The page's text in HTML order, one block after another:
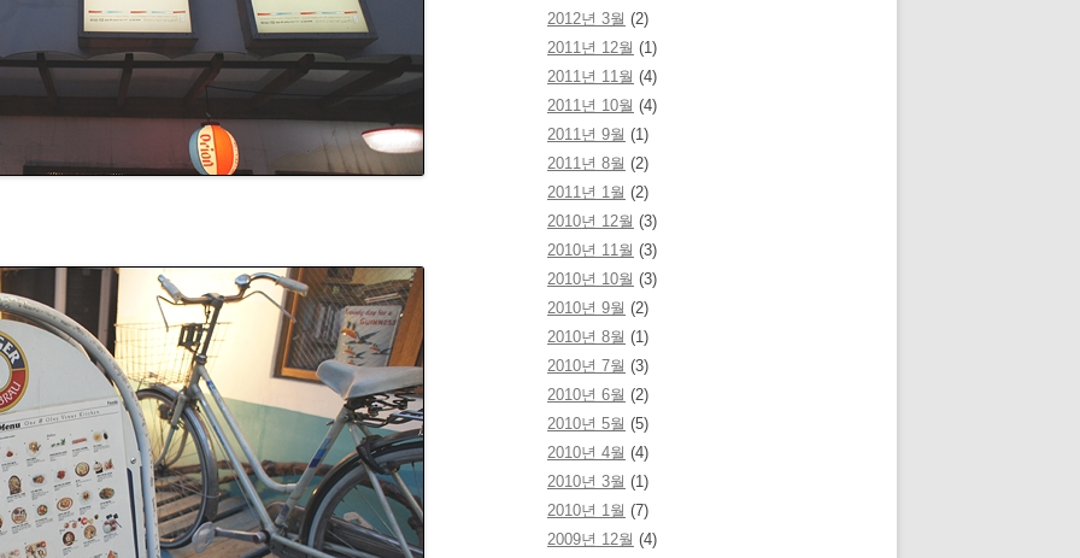
2012년 3월 (2)
2011년 12월 (1)
2011년 11월 (4)
2011년 10월 (4)
2011년 9월 (1)
2011년 8월 (2)
2011년 1월 (2)
2010년 12월 (3)
2010년 11월 (3)
2010년 10월 (3)
2010년 9월 (2)
2010년 8월 (1)
2010년 7월 (3)
2010년 6월 (2)
2010년 5월 (5)
2010년 4월 (4)
2010년 3월 (1)
2010년 1월 (7)
2009년 12월 (4)